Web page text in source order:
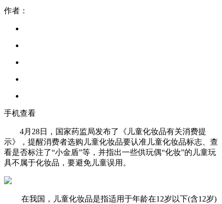
作者：
手机查看
4月28日，国家药监局发布了《儿童化妆品有关消费提
示》，提醒消费者选购儿童化妆品要认准儿童化妆品标志、查
看是否标注了“小金盾”等，并指出一些供玩偶“化妆”的儿童玩
具不属于化妆品，要避免儿童误用。
在我国，儿童化妆品是指适用于年龄在12岁以下(含12岁)